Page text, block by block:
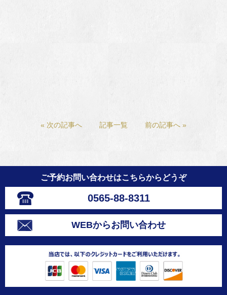
« 次の記事へ 記事一覧 前の記事へ »
ご予約お問い合わせはこちらからどうぞ
0565-88-8311
WEBからお問い合わせ